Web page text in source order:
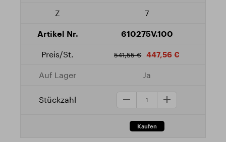
7
610275V.100
541,55 € 447,56 €
Ja